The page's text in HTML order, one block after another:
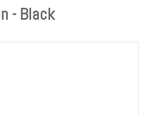
- Black